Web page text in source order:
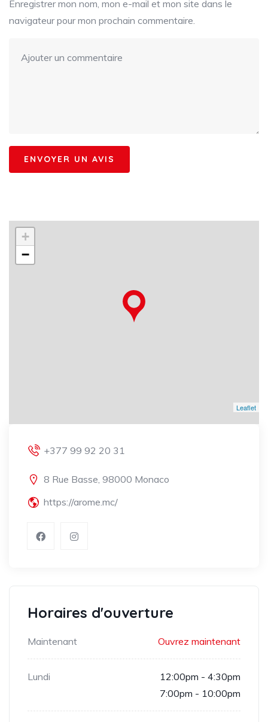
Enregistrer mon nom, mon e-mail et mon site dans le
navigateur pour mon prochain commentaire.
+
−
Leaflet
+377 99 92 20 31
8 Rue Basse, 98000 Monaco
https://arome.mc/
Horaires d'ouverture
Maintenant Ouvrez maintenant
Lundi
12:00pm - 4:30pm
7:00pm - 10:00pm